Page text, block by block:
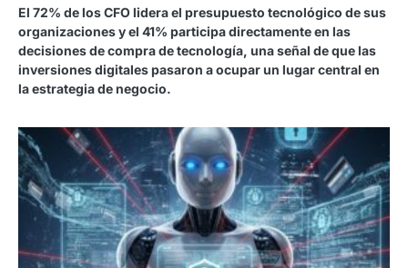
El 72% de los CFO lidera el presupuesto tecnológico de sus
organizaciones y el 41% participa directamente en las
decisiones de compra de tecnología, una señal de que las
inversiones digitales pasaron a ocupar un lugar central en
la estrategia de negocio.